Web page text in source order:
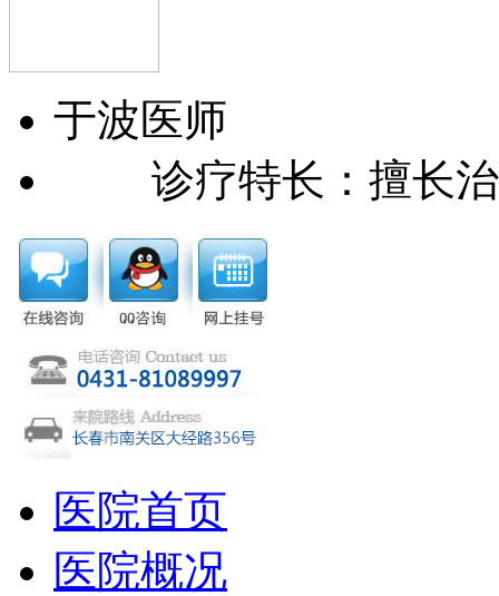
于波医师
诊疗特长：擅长治
医院首页
医院概况